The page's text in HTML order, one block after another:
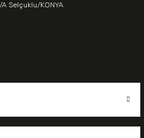
A Selçuklu/KONYA